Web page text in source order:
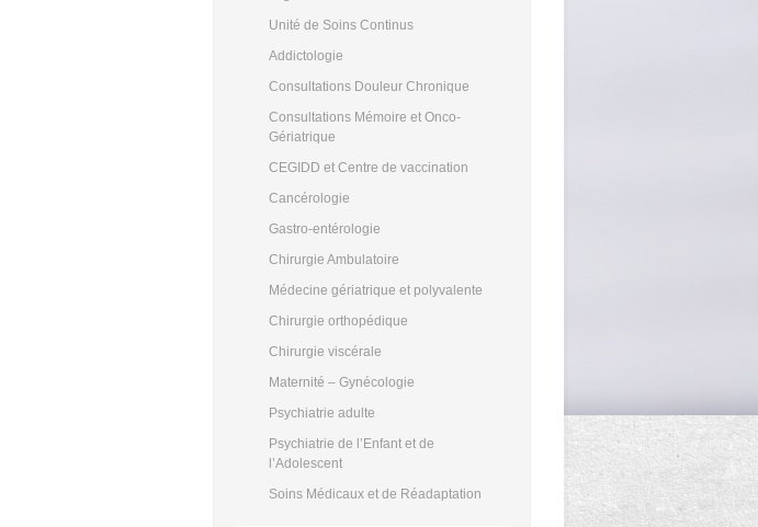
Unité de Soins Continus
Addictologie
Consultations Douleur Chronique
Consultations Mémoire et Onco-
Gériatrique
CEGIDD et Centre de vaccination
Cancérologie
Gastro-entérologie
Chirurgie Ambulatoire
Médecine gériatrique et polyvalente
Chirurgie orthopédique
Chirurgie viscérale
Maternité – Gynécologie
Psychiatrie adulte
Psychiatrie de l’Enfant et de
l’Adolescent
Soins Médicaux et de Réadaptation